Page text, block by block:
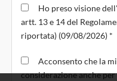
Ho preso visione
artt. 13 e 14 del
riportata) (09/08/2026) *
Acconsento che la
considerazione anche